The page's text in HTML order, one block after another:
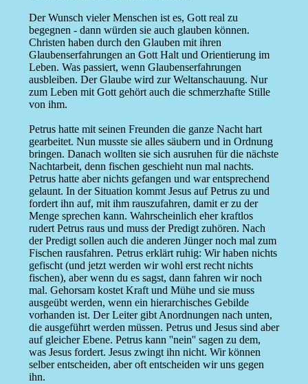
Der Wunsch vieler Menschen ist es, Gott real zu
begegnen - dann würden sie auch glauben können.
Christen haben durch den Glauben mit ihren
Glaubenserfahrungen an Gott Halt und Orientierung im
Leben. Was passiert, wenn Glaubenserfahrungen
ausbleiben. Der Glaube wird zur Weltanschauung. Nur
zum Leben mit Gott gehört auch die schmerzhafte Stille
von ihm.
Petrus hatte mit seinen Freunden die ganze Nacht hart
gearbeitet. Nun musste sie alles säubern und in Ordnung
bringen. Danach wollten sie sich ausruhen für die nächste
Nachtarbeit, denn fischen geschieht nun mal nachts.
Petrus hatte aber nichts gefangen und war entsprechend
gelaunt. In der Situation kommt Jesus auf Petrus zu und
fordert ihn auf, mit ihm rauszufahren, damit er zu der
Menge sprechen kann. Wahrscheinlich eher kraftlos
rudert Petrus raus und muss der Predigt zuhören. Nach
der Predigt sollen auch die anderen Jünger noch mal zum
Fischen rausfahren. Petrus erklärt ruhig: Wir haben nichts
gefischt (und jetzt werden wir wohl erst recht nichts
fischen), aber wenn du es sagst, dann fahren wir noch
mal. Gehorsam kostet Kraft und Mühe und sie muss
ausgeübt werden, wenn ein hierarchisches Gebilde
vorhanden ist. Der Leiter gibt Anordnungen nach unten,
die ausgeführt werden müssen. Petrus und Jesus sind aber
auf gleicher Ebene. Petrus kann ''nein'' sagen zu dem,
was Jesus fordert. Jesus zwingt ihn nicht. Wir können
selber entscheiden, aber oft entscheiden wir uns gegen
ihn.